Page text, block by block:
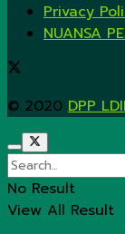
Privacy
NUANSA
© 2020 DPP
No Result
View All Result